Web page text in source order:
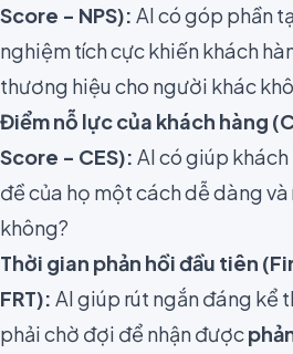
Score - NPS): AI có góp phần
nghiệm tích cực khiến khách
thương hiệu cho người khác
Điểm nỗ lực của khách hàng
Score - CES): AI có giúp
đề của họ một cách dễ dàng
không?
Thời gian phản hồi đầu tiên
FRT): AI giúp rút ngắn đáng kể
phải chờ đợi để nhận được